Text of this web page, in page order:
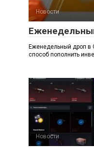
Новости
Еженедельный дроп в
способ пополнить
Новости